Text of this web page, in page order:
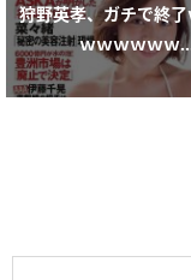
狩野英孝、ガチで終
ｗｗｗｗｗｗ